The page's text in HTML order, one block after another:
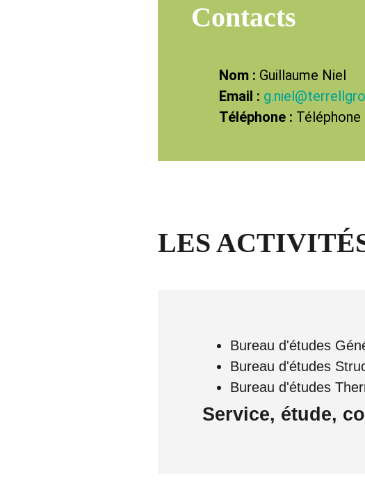
Contacts
Nom : Guillaume Niel
Email :
Téléphone : Téléphone
LES
Bureau d'études
Bureau d'études
Bureau d'études
Service, étude,